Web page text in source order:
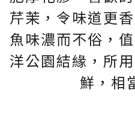
芹茉，令味道更
魚味濃而不俗，
洋公園結緣，所
鮮，相